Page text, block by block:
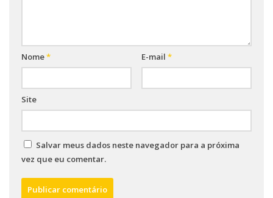
Nome* E-mail *
Site
Salvar meus dados neste navegador para a próxima
vez que eu comentar.